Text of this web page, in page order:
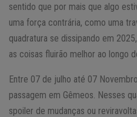
sentido que por mais que algo
uma força contrária, como uma
quadratura se dissipando em
as coisas fluirão melhor ao longo
Entre 07 de julho até 07
passagem em Gêmeos. Nesses
spoiler de mudanças ou